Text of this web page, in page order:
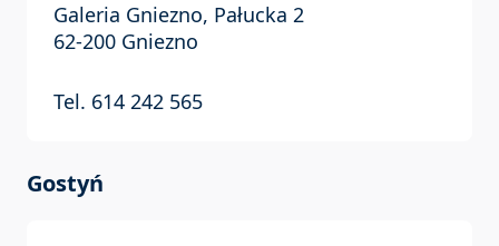
Galeria Gniezno, Pałucka 2
62-200 Gniezno
Tel. 614 242 565
Gostyń